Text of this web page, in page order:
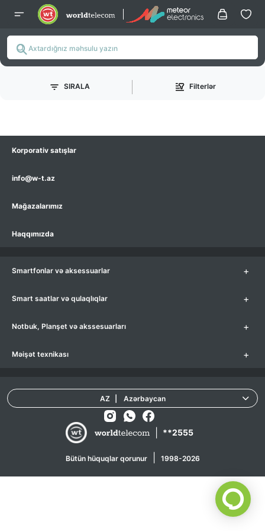
SIRALA Filterlər
Korporativ satışlar
info@w-t.az
Mağazalarımız
Haqqımızda
Smartfonlar və aksessuarlar +
Smart saatlar və qulaqlıqlar +
Notbuk, Planşet və akssesuarları +
Məişət texnikası +
**2555
Bütün hüquqlar qorunur 1998-2026
AZ Azərbaycan